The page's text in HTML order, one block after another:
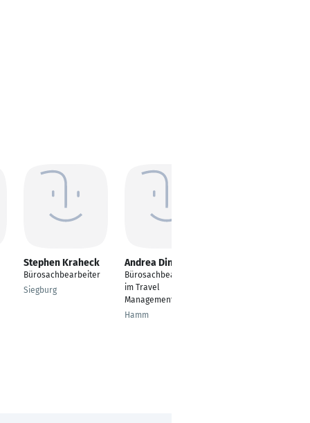
Stephen Kraheck
Bürosachbearbeiter
Siegburg
Andrea Dingle
Bürosachbearbeiterin
im Travel
Management
Hamm